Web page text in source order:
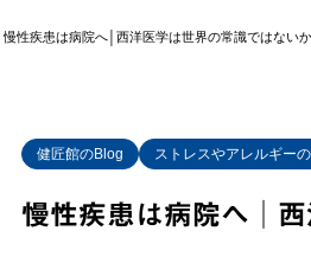
慢性疾患は病院へ│西洋医学は世界の常識ではない
健匠館のBlog ストレスやアレルギー
慢性疾患は病院へ│西